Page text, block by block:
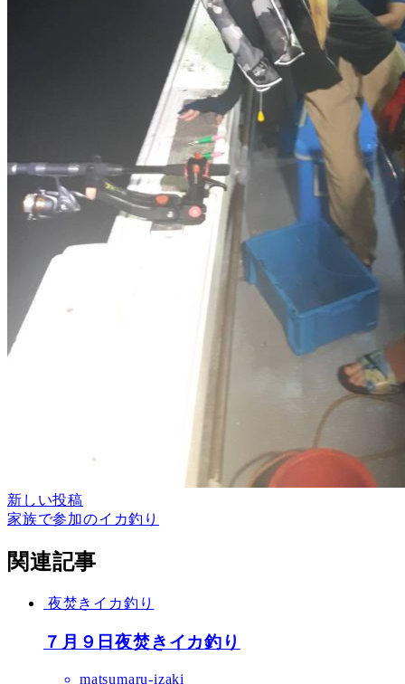
新しい投稿
家族で参加のイカ釣り
関連記事
夜焚きイカ釣り
７月９日夜焚きイカ釣り
matsumaru-izaki